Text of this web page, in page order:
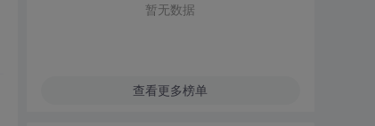
暂无数据
查看更多榜单